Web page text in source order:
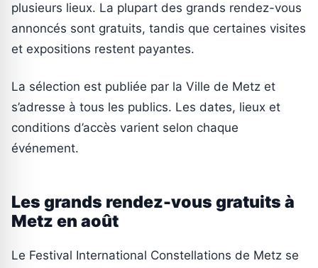
plusieurs lieux. La plupart des grands rendez-vous
annoncés sont gratuits, tandis que certaines visites
et expositions restent payantes.
La sélection est publiée par la Ville de Metz et
s’adresse à tous les publics. Les dates, lieux et
conditions d’accès varient selon chaque
événement.
Les grands rendez-vous gratuits à
Metz en août
Le Festival International Constellations de Metz se